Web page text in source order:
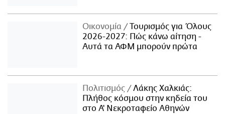
Οικονομία
Τουρισμός για Όλους
2026-2027: Πώς κάνω αίτηση -
Αυτά τα ΑΦΜ μπορούν πρώτα
Πολιτισμός
Λάκης Χαλκιάς:
Πλήθος κόσμου στην κηδεία του
στο Α' Νεκροταφείο Αθηνών